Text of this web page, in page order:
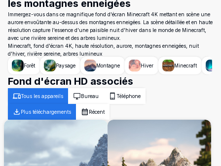
les montagnes enneigées
Immergez-vous dans ce magnifique fond d'écran Minecraft 4K mettant en scène une
aurore envoûtante au-dessus des montagnes enneigées. La scène détaillée et en haute
résolution capture l'essence d'une paisible nuit d'hiver dans le monde de Minecraft,
avec une rivière sereine et des arbres lumineux.
Minecraft, fond d'écran 4K, haute résolution, aurore, montagnes enneigées, nuit
d'hiver, rivière sereine, arbres lumineux
Forêt
Paysage Montagne Hiver Minecraft
Fond d'écran HD associés
Tous les appareils Bureau Téléphone
Plus téléchargements Récent